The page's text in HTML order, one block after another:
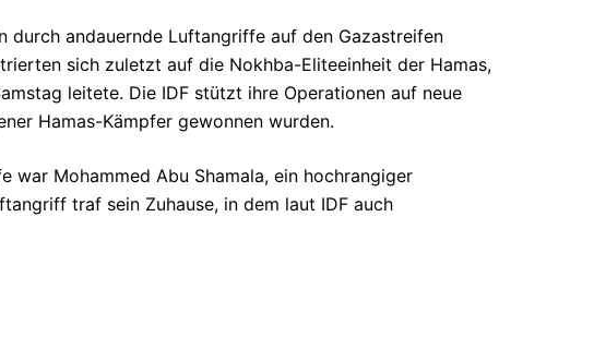
durch andauernde Luftangriffe auf den Gazastreifen
sich zuletzt auf die Nokhba-Eliteeinheit der Hamas,
leitete. Die IDF stützt ihre Operationen auf neue
Hamas-Kämpfer gewonnen wurden.
war Mohammed Abu Shamala, ein hochrangiger
traf sein Zuhause, in dem laut IDF auch